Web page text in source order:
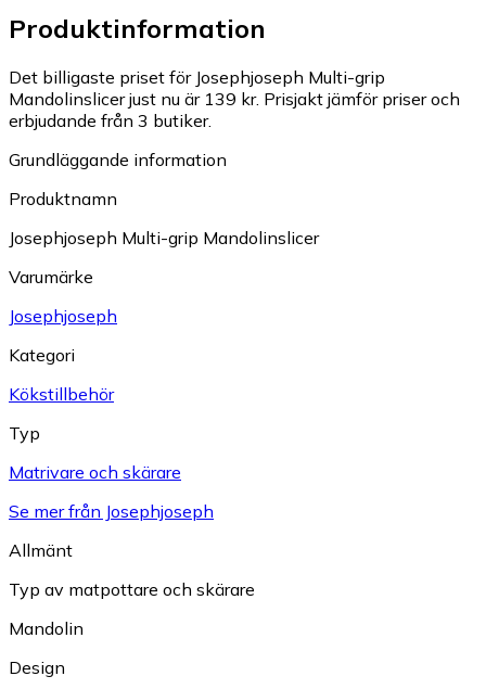
Produktinformation
Det billigaste priset för Josephjoseph Multi-grip
Mandolinslicer just nu är 139 kr. Prisjakt jämför priser och
erbjudande från 3 butiker.
Grundläggande information
Produktnamn
Josephjoseph Multi-grip Mandolinslicer
Varumärke
Josephjoseph
Kategori
Kökstillbehör
Typ
Matrivare och skärare
Se mer från Josephjoseph
Allmänt
Typ av matpottare och skärare
Mandolin
Design